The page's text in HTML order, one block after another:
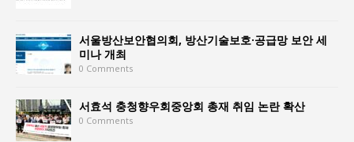
서울방산보안협의회, 방산기술보호·공급망 보안 세
미나 개최
0 Comments
서효석 충청향우회중앙회 총재 취임 논란 확산
0 Comments